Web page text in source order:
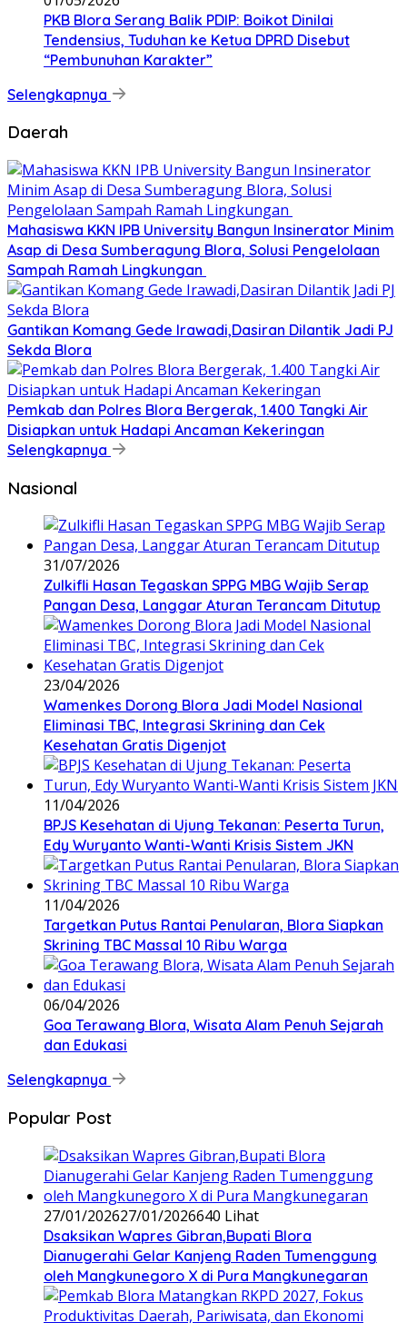
PKB Blora Serang Balik PDIP: Boikot Dinilai
Tendensius, Tuduhan ke Ketua DPRD Disebut
“Pembunuhan Karakter”
Selengkapnya
Daerah
Mahasiswa KKN IPB University Bangun Insinerator Minim
Asap di Desa Sumberagung Blora, Solusi Pengelolaan
Sampah Ramah Lingkungan ‎
Gantikan Komang Gede Irawadi,Dasiran Dilantik Jadi PJ
Sekda Blora
Pemkab dan Polres Blora Bergerak, 1.400 Tangki Air
Disiapkan untuk Hadapi Ancaman Kekeringan
Selengkapnya
Nasional
31/07/2026
Zulkifli Hasan Tegaskan SPPG MBG Wajib Serap
Pangan Desa, Langgar Aturan Terancam Ditutup
23/04/2026
Wamenkes Dorong Blora Jadi Model Nasional
Eliminasi TBC, Integrasi Skrining dan Cek
Kesehatan Gratis Digenjot
11/04/2026
BPJS Kesehatan di Ujung Tekanan: Peserta Turun,
Edy Wuryanto Wanti-Wanti Krisis Sistem JKN
11/04/2026
‎Targetkan Putus Rantai Penularan, Blora Siapkan
Skrining TBC Massal 10 Ribu Warga
06/04/2026
Goa Terawang Blora, Wisata Alam Penuh Sejarah
dan Edukasi
Selengkapnya
Popular Post
27/01/202627/01/2026640 Lihat
‎Dsaksikan Wapres Gibran,Bupati Blora
Dianugerahi Gelar Kanjeng Raden Tumenggung
oleh Mangkunegoro X di Pura Mangkunegaran